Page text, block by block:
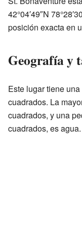
42°04′49″N
posición exacta en
Geografía y
Este lugar tiene
cuadrados. La
cuadrados, y una
cuadrados, es agua.